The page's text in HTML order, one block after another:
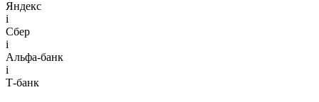
Яндекс
i
Сбер
i
Альфа-банк
i
Т-банк